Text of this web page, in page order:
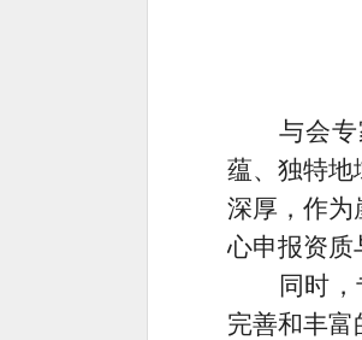
与会
蕴、独特地
深厚，作为
心申报资质
同时
完善和丰富